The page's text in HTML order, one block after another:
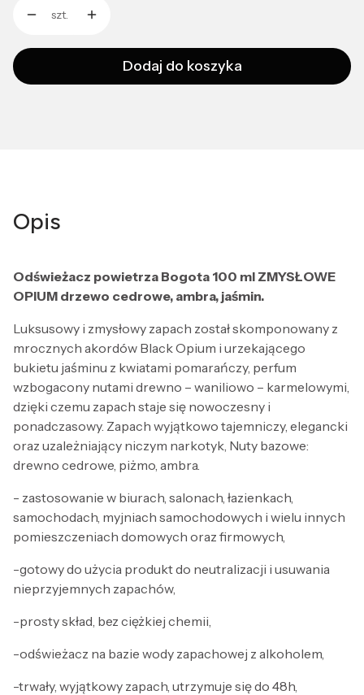
szt.
Dodaj do koszyka
Opis
Odświeżacz powietrza Bogota 100 ml ZMYSŁOWE
OPIUM drzewo cedrowe, ambra, jaśmin.
Luksusowy i zmysłowy zapach został skomponowany z
mrocznych akordów Black Opium i urzekającego
bukietu jaśminu z kwiatami pomarańczy, perfum
wzbogacony nutami drewno – waniliowo – karmelowymi,
dzięki czemu zapach staje się nowoczesny i
ponadczasowy. Zapach wyjątkowo tajemniczy, elegancki
oraz uzależniający niczym narkotyk, Nuty bazowe:
drewno cedrowe, piżmo, ambra.
- zastosowanie w biurach, salonach, łazienkach,
samochodach, myjniach samochodowych i wielu innych
pomieszczeniach domowych oraz firmowych,
-gotowy do użycia produkt do neutralizacji i usuwania
nieprzyjemnych zapachów,
-prosty skład, bez ciężkiej chemii,
-odświeżacz na bazie wody zapachowej z alkoholem,
-trwały, wyjątkowy zapach, utrzymuje się do 48h,